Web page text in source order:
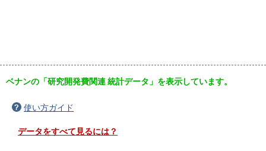
ベナンの「研究開発費関連 統計データ」を表示しています。
使い方ガイド
データをすべて見るには？